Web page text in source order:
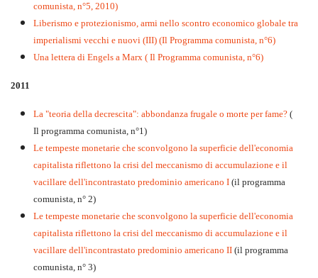
comunista, n°5, 2010)
Liberismo e protezionismo, armi nello scontro economico globale tra
imperialismi vecchi e nuovi (III) (Il Programma comunista, n°6)
Una lettera di Engels a Marx ( Il Programma comunista, n°6)
2011
La "teoria della decrescita": abbondanza frugale o morte per fame? (
Il programma comunista, n°1)
Le tempeste monetarie che sconvolgono la superficie dell'economia
capitalista riflettono la crisi del meccanismo di accumulazione e il
vacillare dell'incontrastato predominio americano I (il programma
comunista, n° 2)
Le tempeste monetarie che sconvolgono la superficie dell'economia
capitalista riflettono la crisi del meccanismo di accumulazione e il
vacillare dell'incontrastato predominio americano II (il programma
comunista, n° 3)